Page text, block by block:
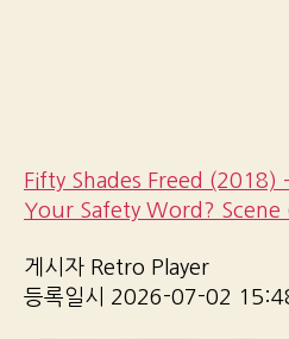
Fifty Shades Freed (2018)
Your Safety Word?
게시자 Retro Player
등록일시 2026-07-02